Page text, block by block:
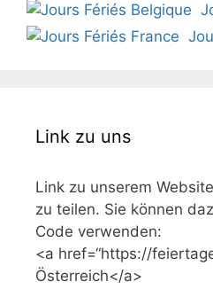
Link zu uns
Link zu unserem
zu teilen. Sie können
Code verwenden:
<a href=“https://
Österreich</a>